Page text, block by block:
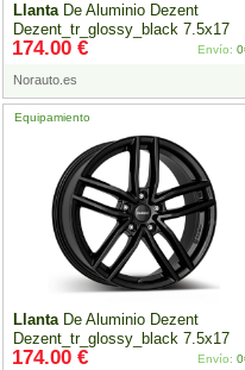
LlantaDe Aluminio Dezent
Dezent_tr_glossy_black 7.5x17
5x112Et36 Brillo Negro
Norauto.es
174.00 € Envío:
LlantaDe Aluminio Dezent
Dezent_tr_glossy_black 7.5x17
5x112Et46 Brillo Negro
Equipamiento
174.00 € Envío: